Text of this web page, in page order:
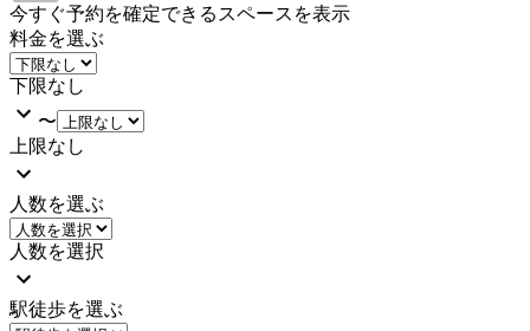
今すぐ予約を確定できるスペースを表示
料金を選ぶ
下限なし
〜
上限なし
人数を選ぶ
人数を選択
駅徒歩を選ぶ